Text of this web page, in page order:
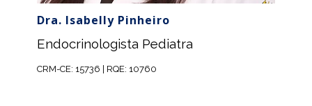
Dra. Isabelly Pinheiro
Endocrinologista Pediatra
CRM-CE: 15736 | RQE: 10760